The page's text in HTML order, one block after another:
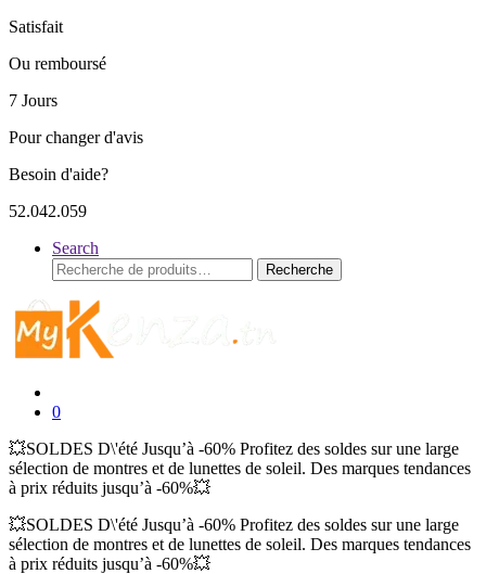
Satisfait
Ou remboursé
7 Jours
Pour changer d'avis
Besoin d'aide?
52.042.059
Search
Recherche
pour :
Recherche
0
💥SOLDES D\'été Jusqu’à -60% Profitez des soldes sur une large
sélection de montres et de lunettes de soleil. Des marques tendances
à prix réduits jusqu’à -60%💥
💥SOLDES D\'été Jusqu’à -60% Profitez des soldes sur une large
sélection de montres et de lunettes de soleil. Des marques tendances
à prix réduits jusqu’à -60%💥